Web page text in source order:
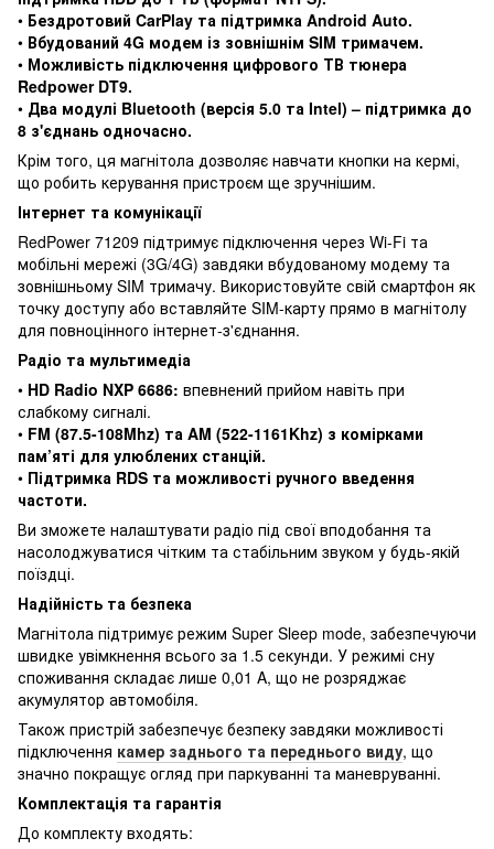
• Бездротовий CarPlay та підтримка Android Auto.
• Вбудований 4G модем із зовнішнім SIM тримачем.
• Можливість підключення цифрового ТВ тюнера
Redpower DT9.
• Два модулі Bluetooth (версія 5.0 та Intel) – підтримка до
8 з'єднань одночасно.
Крім того, ця магнітола дозволяє навчати кнопки на кермі,
що робить керування пристроєм ще зручнішим.
Інтернет та комунікації
RedPower 71209 підтримує підключення через Wi-Fi та
мобільні мережі (3G/4G) завдяки вбудованому модему та
зовнішньому SIM тримачу. Використовуйте свій смартфон як
точку доступу або вставляйте SIM-карту прямо в магнітолу
для повноцінного інтернет-з'єднання.
Радіо та мультимедіа
• HD Radio NXP 6686: впевнений прийом навіть при
слабкому сигналі.
• FM (87.5-108Mhz) та AM (522-1161Khz) з комірками
пам’яті для улюблених станцій.
• Підтримка RDS та можливості ручного введення
частоти.
Ви зможете налаштувати радіо під свої вподобання та
насолоджуватися чітким та стабільним звуком у будь-якій
поїздці.
Надійність та безпека
Магнітола підтримує режим Super Sleep mode, забезпечуючи
швидке увімкнення всього за 1.5 секунди. У режимі сну
споживання складає лише 0,01 A, що не розряджає
акумулятор автомобіля.
Також пристрій забезпечує безпеку завдяки можливості
підключення камер заднього та переднього виду, що
значно покращує огляд при паркуванні та маневруванні.
Комплектація та гарантія
До комплекту входять: